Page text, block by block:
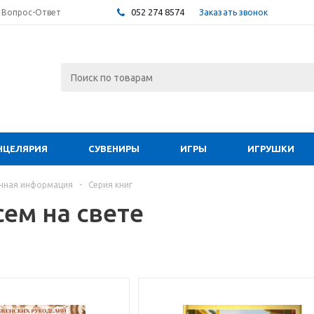
Вопрос-Ответ 052 274 8574 Заказать звонок
СУВЕНИРЫ ИГРЫ ИГРУШКИ
информация - Серия книг
на свете